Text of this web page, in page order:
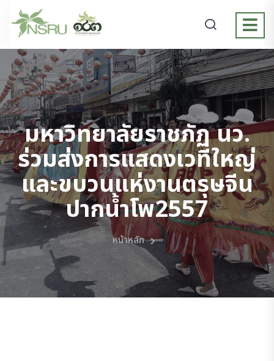
มหาวิทยาลัยราชภัฏ นว.
ร่วมส่งการแสดงเวทีใหญ่
และขบวนแห่งานตรุษจีน
ปากน้ำโพ2557
หน้าหลัก